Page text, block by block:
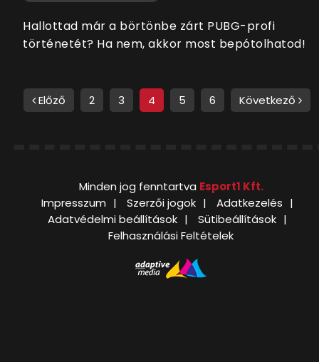
Hallottad már a börtönbe zárt PUBG-profi
történetét? Ha nem, akkor most bepótolhatod!
Előző 2 3 4 5 6 Következő
Minden jog fenntartva Esport1 Kft.
Impresszum
Szerzői jogok
Adatkezelés
Adatvédelmi beállítások
Sütibeállítások
Felhasználási Feltételek